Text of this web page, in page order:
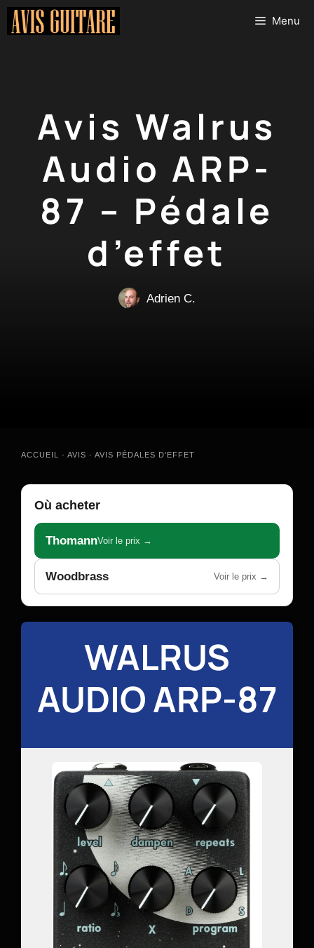
Aller
Menu
Avis Walrus
Audio ARP-
87 – Pédale
d’effet
Adrien C.
ACCUEIL - AVIS - AVIS PÉDALES D'EFFET
Où acheter
ThomannVoir le prix →
Woodbrass Voir le prix →
WALRUS
AUDIO ARP-87